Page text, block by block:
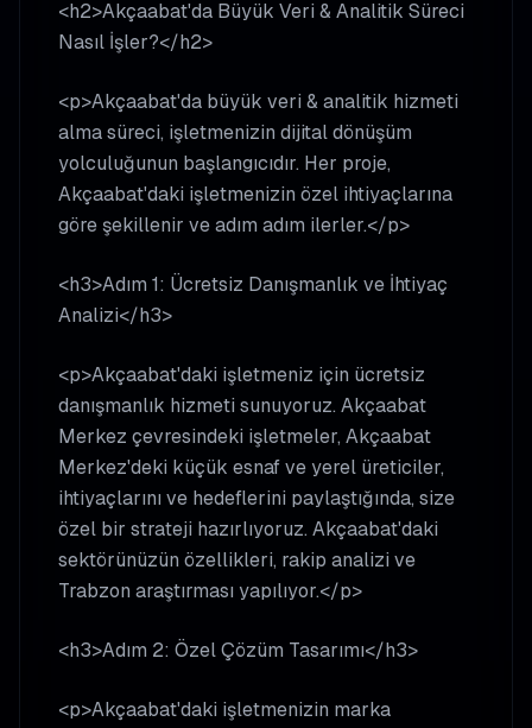
<h2>Akçaabat'da Büyük Veri & Analitik Süreci
Nasıl İşler?</h2>
<p>Akçaabat'da büyük veri & analitik hizmeti
alma süreci, işletmenizin dijital dönüşüm
yolculuğunun başlangıcıdır. Her proje,
Akçaabat'daki işletmenizin özel ihtiyaçlarına
göre şekillenir ve adım adım ilerler.</p>
<h3>Adım 1: Ücretsiz Danışmanlık ve İhtiyaç
Analizi</h3>
<p>Akçaabat'daki işletmeniz için ücretsiz
danışmanlık hizmeti sunuyoruz. Akçaabat
Merkez çevresindeki işletmeler, Akçaabat
Merkez'deki küçük esnaf ve yerel üreticiler,
ihtiyaçlarını ve hedeflerini paylaştığında, size
özel bir strateji hazırlıyoruz. Akçaabat'daki
sektörünüzün özellikleri, rakip analizi ve
Trabzon araştırması yapılıyor.</p>
<h3>Adım 2: Özel Çözüm Tasarımı</h3>
<p>Akçaabat'daki işletmenizin marka